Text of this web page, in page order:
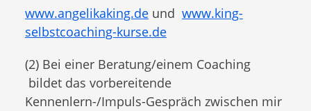
www.angelikaking.de und www.king-
selbstcoaching-kurse.de
(2) Bei einer Beratung/einem Coaching
bildet das vorbereitende
Kennenlern-/Impuls-Gespräch zwischen mir